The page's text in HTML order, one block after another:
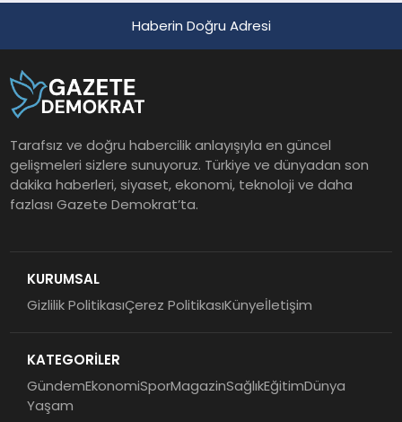
Haberin Doğru Adresi
Tarafsız ve doğru habercilik anlayışıyla en güncel
gelişmeleri sizlere sunuyoruz. Türkiye ve dünyadan son
dakika haberleri, siyaset, ekonomi, teknoloji ve daha
fazlası Gazete Demokrat’ta.
KURUMSAL
Gizlilik PolitikasıÇerez PolitikasıKünyeİletişim
KATEGORİLER
GündemEkonomiSporMagazinSağlıkEğitimDünya
Yaşam